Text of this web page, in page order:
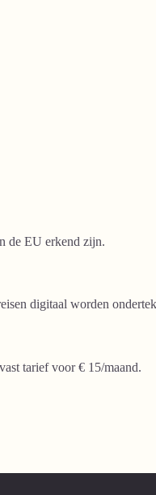
de EU erkend zijn.
digitaal worden
tarief voor € 15/maand.